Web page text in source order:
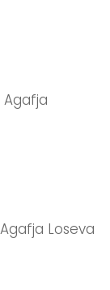
Agafja
Loseva